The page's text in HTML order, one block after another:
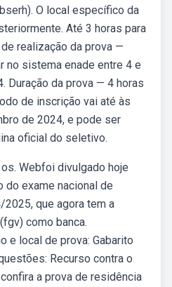
O local específico da
Até 3 horas para
realização da prova —
no sistema enade entre 4 e
Duração da prova — 4 horas
de inscrição vai até às
de 2024, e pode ser
oficial do seletivo.
Webfoi divulgado hoje
do exame nacional de
que agora tem a
como banca.
e local de prova: Gabarito
Recurso contra o
a prova de residência